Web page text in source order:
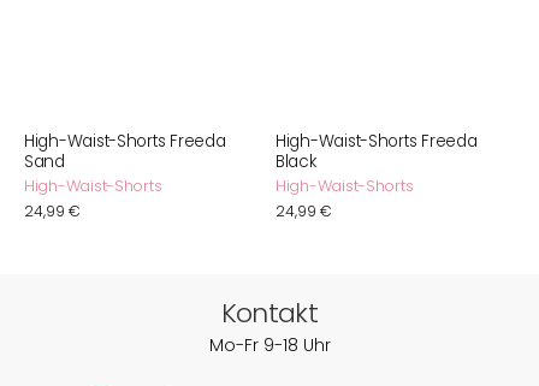
High-Waist-Shorts Freeda
Sand
High-Waist-Shorts
Normaler
24,99 €
High-Waist-Shorts Freeda
Black
High-Waist-Shorts
Normaler
24,99 €
Kontakt
Mo-Fr 9-18 Uhr